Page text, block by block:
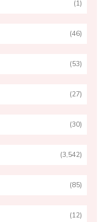
(1)
(46)
(53)
(27)
(30)
(3,542)
(85)
(12)